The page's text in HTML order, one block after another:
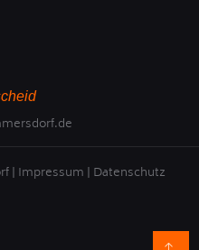
| Impressum | Datenschutz